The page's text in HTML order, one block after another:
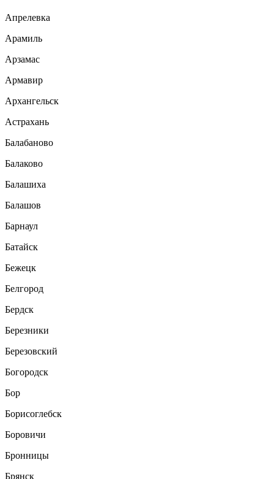
Апрелевка
Арамиль
Арзамас
Армавир
Архангельск
Астрахань
Балабаново
Балаково
Балашиха
Балашов
Барнаул
Батайск
Бежецк
Белгород
Бердск
Березники
Березовский
Богородск
Бор
Борисоглебск
Боровичи
Бронницы
Брянск